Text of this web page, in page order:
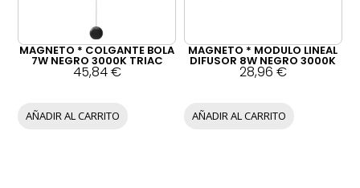
MAGNETO * COLGANTE BOLA
7W NEGRO 3000K TRIAC
45,84€
AÑADIR AL CARRITO
MAGNETO * MODULO LINEAL
DIFUSOR 8W NEGRO 3000K
28,96 €
AÑADIR AL CARRITO